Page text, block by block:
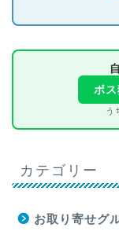
ボ
う
カテゴリー
お取り寄せグ